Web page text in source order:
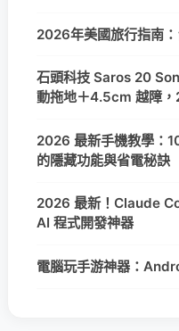
2026年美國旅行指南
石頭科技 Saros 20
動拖地＋4.5cm 越障
2026 最新手機教學：
的隱藏功能與省電秘訣
2026 最新！Claude
AI 程式開發神器
電腦玩手游神器：